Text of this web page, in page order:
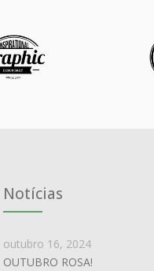
Notícias
outubro 16, 2024
OUTUBRO ROSA!